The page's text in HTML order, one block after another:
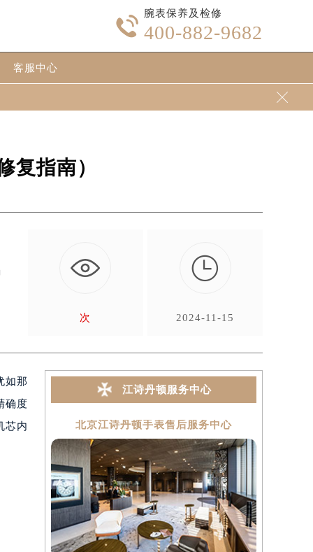

腕表保养及检修
400-882-9682
客服中心

复指南）
次

2024-11-15
如那
确度
芯内
江诗丹顿服务中心
北京江诗丹顿手表售后服务中心